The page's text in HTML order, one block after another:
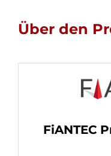
Über den
FiANTEC